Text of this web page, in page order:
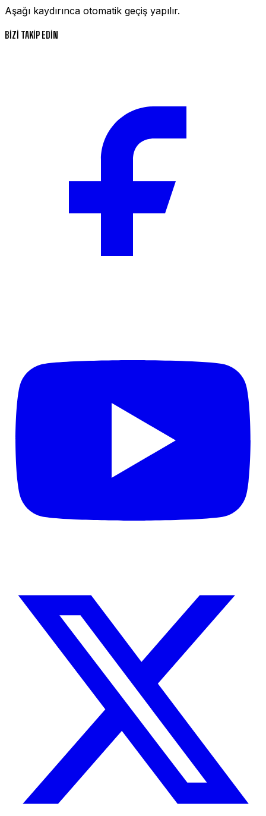
Aşağı kaydırınca otomatik geçiş yapılır.
BİZİ TAKİP EDİN